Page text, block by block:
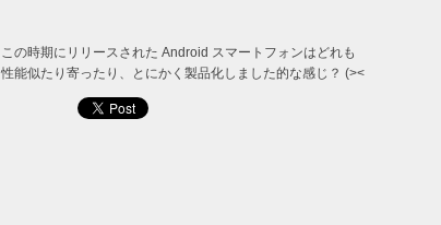
この時期にリリースされた Android スマートフォンはどれも
性能似たり寄ったり、とにかく製品化しました的な感じ？ (><